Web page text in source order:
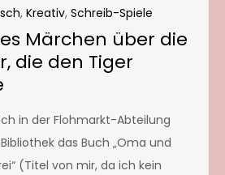
, Kreativ, Schreib-Spiele
Märchen über die
die den Tiger
in der Flohmarkt-Abteilung
das Buch „Oma und
(Titel von mir, da ich kein